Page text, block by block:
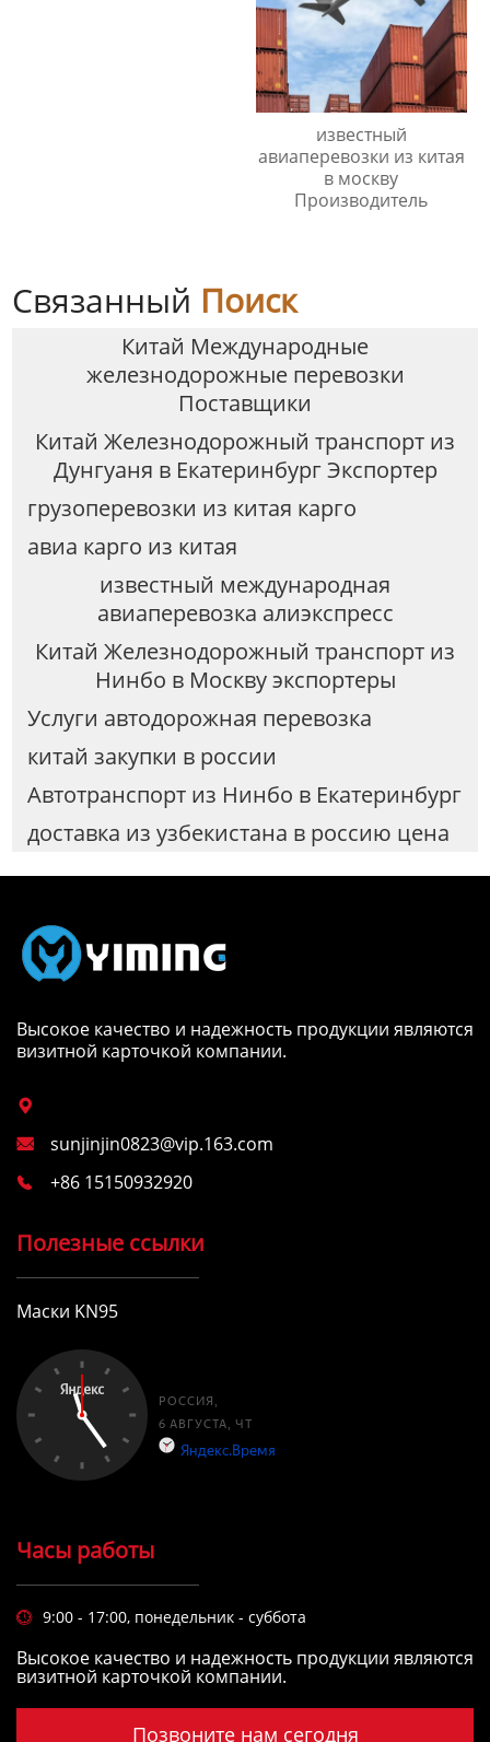
известный
авиаперевозки из китая
в москву
Производитель
Связанный Поиск
Китай Международные
железнодорожные перевозки
Поставщики
Китай Железнодорожный транспорт из
Дунгуаня в Екатеринбург Экспортер
грузоперевозки из китая карго
авиа карго из китая
известный международная
авиаперевозка алиэкспресс
Китай Железнодорожный транспорт из
Нинбо в Москву экспортеры
Услуги автодорожная перевозка
китай закупки в россии
Автотранспорт из Нинбо в Екатеринбург
доставка из узбекистана в россию цена
Высокое качество и надежность продукции являются
визитной карточкой компании.

 sunjinjin0823@vip.163.com
 +86 15150932920
Полезные ссылки
Маски KN95
Часы работы
 9:00 - 17:00, понедельник - суббота
Высокое качество и надежность продукции являются
визитной карточкой компании.
Позвоните нам сегодня